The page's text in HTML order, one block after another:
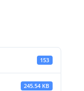
153
245.54 KB